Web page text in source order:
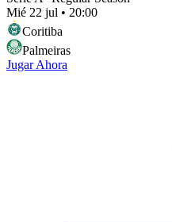
Mié 22 jul • 20:00
Coritiba
Palmeiras
Jugar Ahora